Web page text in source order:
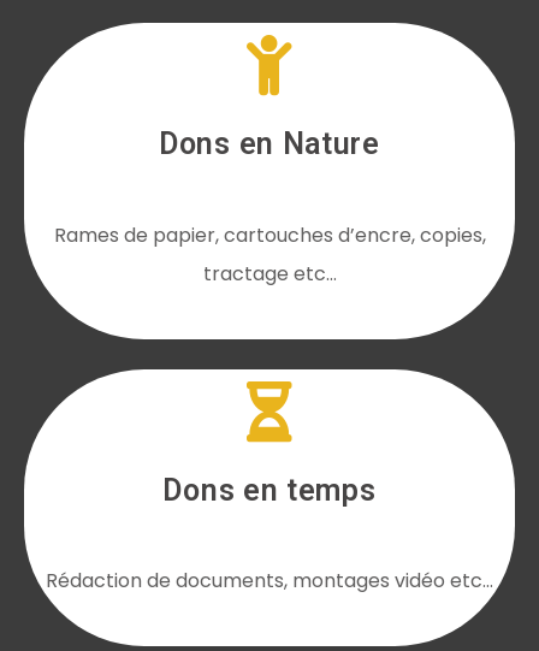
Dons en Nature
Rames de papier, cartouches d’encre, copies,
tractage etc…
Dons en temps
Rédaction de documents, montages vidéo etc…